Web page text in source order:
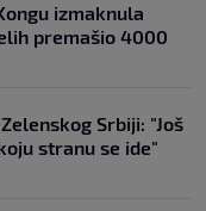
izmaknula
premašio 4000
Srbiji: "Još
stranu se ide"